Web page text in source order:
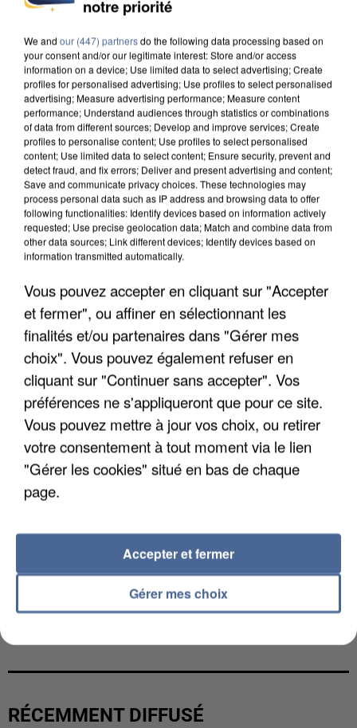
DE SOLIDARITÉ AVEC LES...
APRÈS TOUTES CES CANICULES, LES REFUGES
DE FAUNE SAUVAGE SONT...
L’UN DES FONDATEURS SUPPOSÉS DE LA DZ
RÉCEMMENT DIFFUSÉ
notre priorité
We and our (447) partnersdo the following data processing based on
your consent and/or our legitimate interest: Store and/or access
information on a device; Use limited data to select advertising; Create
profiles for personalised advertising; Use profiles to select personalised
advertising; Measure advertising performance; Measure content
performance; Understand audiences through statistics or combinations
of data from different sources; Develop and improve services; Create
profiles to personalise content; Use profiles to select personalised
content; Use limited data to select content; Ensure security, prevent and
detect fraud, and fix errors; Deliver and present advertising and content;
Save and communicate privacy choices. These technologies may
process personal data such as IP address and browsing data to offer
following functionalities: Identify devices based on information actively
requested; Use precise geolocation data; Match and combine data from
other data sources; Link different devices; Identify devices based on
information transmitted automatically.
Vous pouvez accepter en cliquant sur "Accepter
et fermer", ou affiner en sélectionnant les
finalités et/ou partenaires dans "Gérer mes
choix". Vous pouvez également refuser en
cliquant sur "Continuer sans accepter". Vos
préférences ne s'appliqueront que pour ce site.
Vous pouvez mettre à jour vos choix, ou retirer
votre consentement à tout moment via le lien
"Gérer les cookies" situé en bas de chaque
page.
Gérer mes choix
Accepter et fermer